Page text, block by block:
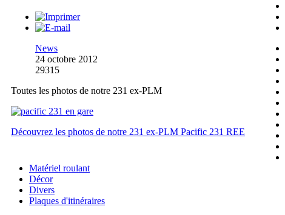
News
24 octobre 2012
29315
Toutes les photos de notre 231 ex-PLM
Découvrez les photos de notre 231 ex-PLM Pacific 231 REE
Matériel roulant
Décor
Divers
Plaques d'itinéraires